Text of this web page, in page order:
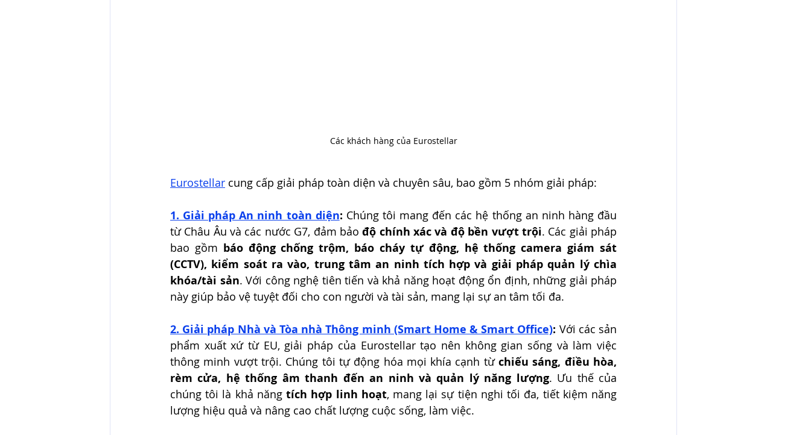
Các khách hàng của Eurostellar
Eurostellar cung cấp giải pháp toàn diện và chuyên sâu, bao gồm 5 nhóm giải pháp:
1. Giải pháp An ninh toàn diện: Chúng tôi mang đến các hệ thống an ninh hàng đầu
từ Châu Âu và các nước G7, đảm bảo độ chính xác và độ bền vượt trội. Các giải pháp
bao gồm báo động chống trộm, báo cháy tự động, hệ thống camera giám sát
(CCTV), kiểm soát ra vào, trung tâm an ninh tích hợp và giải pháp quản lý chìa
khóa/tài sản. Với công nghệ tiên tiến và khả năng hoạt động ổn định, những giải pháp
này giúp bảo vệ tuyệt đối cho con người và tài sản, mang lại sự an tâm tối đa.
2. Giải pháp Nhà và Tòa nhà Thông minh (Smart Home & Smart Office): Với các sản
phẩm xuất xứ từ EU, giải pháp của Eurostellar tạo nên không gian sống và làm việc
thông minh vượt trội. Chúng tôi tự động hóa mọi khía cạnh từ chiếu sáng, điều hòa,
rèm cửa, hệ thống âm thanh đến an ninh và quản lý năng lượng. Ưu thế của
chúng tôi là khả năng tích hợp linh hoạt, mang lại sự tiện nghi tối đa, tiết kiệm năng
lượng hiệu quả và nâng cao chất lượng cuộc sống, làm việc.